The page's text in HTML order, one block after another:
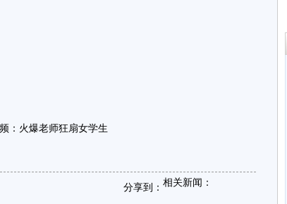
：火爆老师狂扇女学生
分享到： 相关新闻：